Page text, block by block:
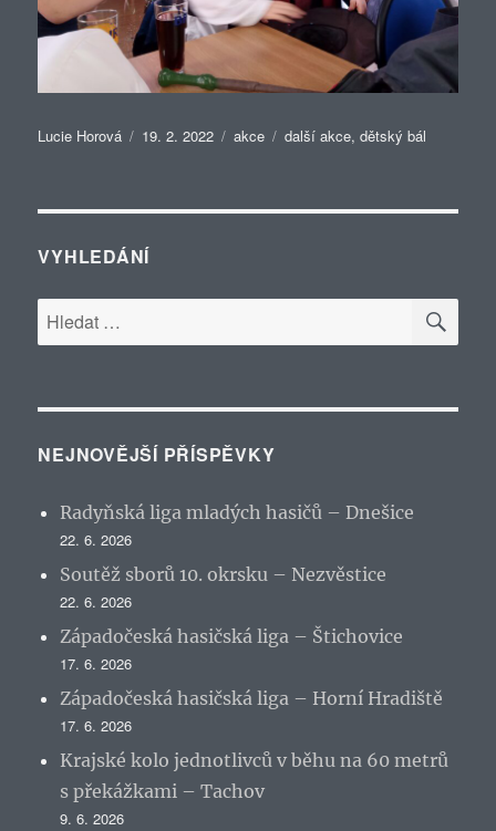
Autor:
Lucie Horová Publikováno:
19. 2. 2022 Rubriky:
akce Štítky:
další akce,dětský bál
VYHLEDÁNÍ
Hledat:
NEJNOVĚJŠÍ PŘÍSPĚVKY
Radyňská liga mladých hasičů – Dnešice
22. 6. 2026
Soutěž sborů 10. okrsku – Nezvěstice
22. 6. 2026
Západočeská hasičská liga – Štichovice
17. 6. 2026
Západočeská hasičská liga – Horní Hradiště
17. 6. 2026
Krajské kolo jednotlivců v běhu na 60 metrů
s překážkami – Tachov
9. 6. 2026